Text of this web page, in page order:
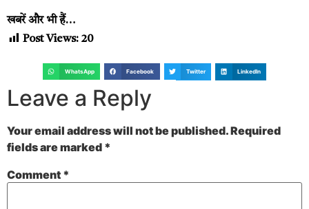
खबरें और भी हैं…
Post Views: 20
WhatsApp Facebook Twitter LinkedIn
Leave a Reply
Your email address will not be published.Required
fields are marked *
Comment *